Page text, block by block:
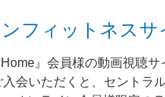
フィットネスサ
』会員様の動画視聴
いただくと、セントラ